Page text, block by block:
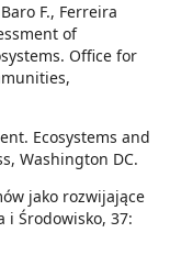
F., Ferreira
of
Office for
Ecosystems and
Washington DC.
jako rozwijające
i Środowisko, 37: